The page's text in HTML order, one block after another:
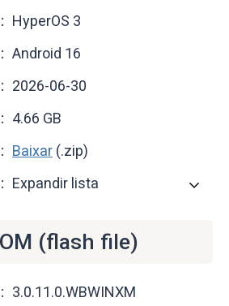
HyperOS 3
Android 16
2026-06-30
4.66 GB
Baixar (.zip)
Expandir lista
(flash file)
3.0.11.0.WBWINXM